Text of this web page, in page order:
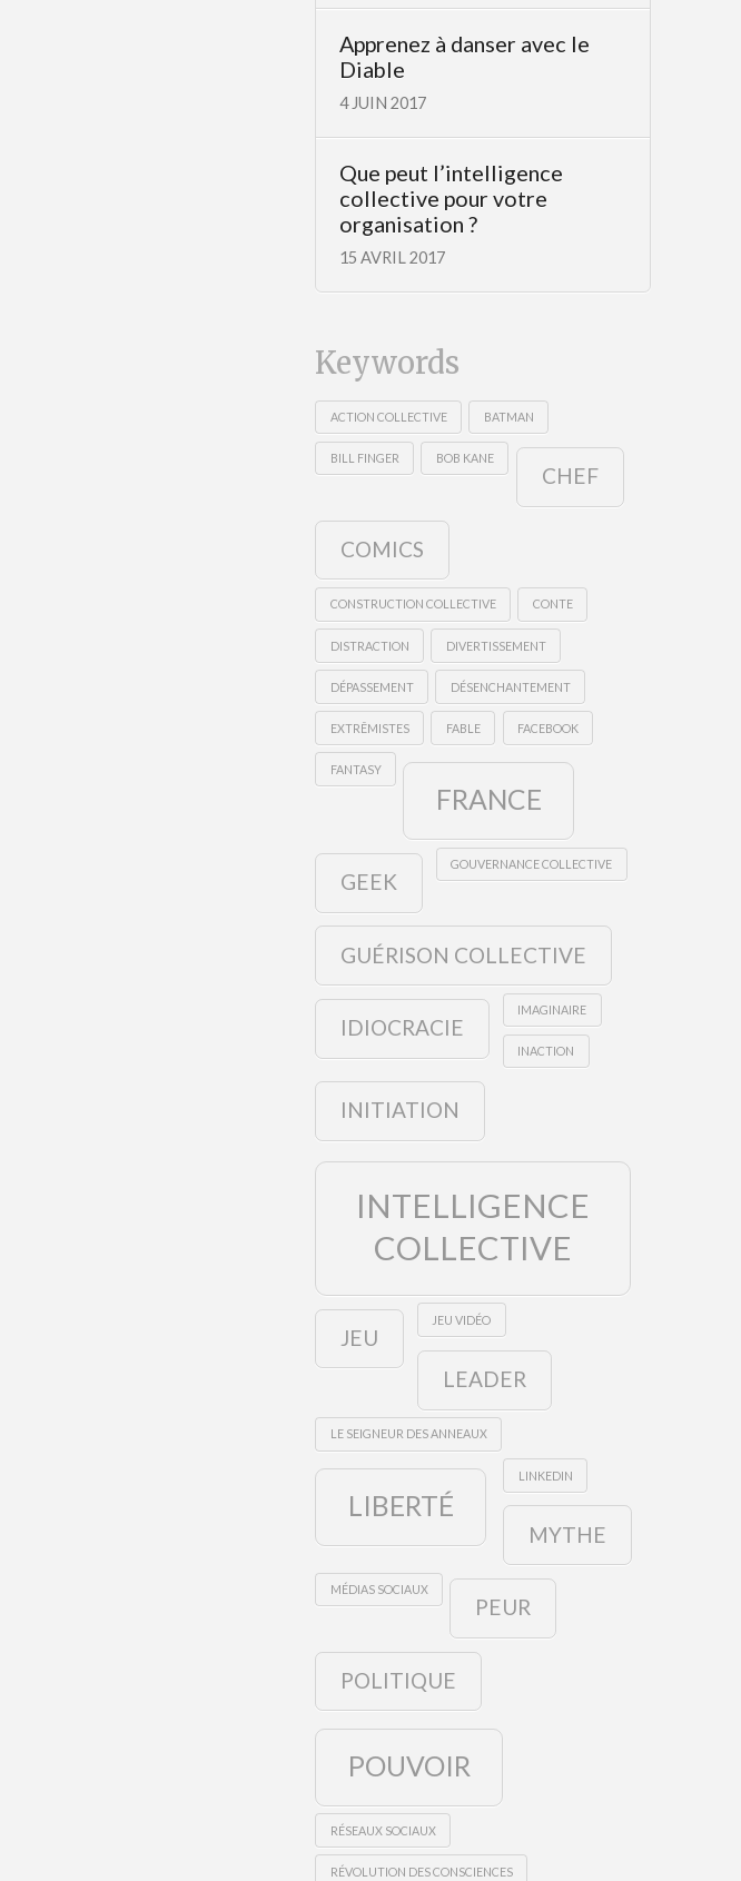
Apprenez à danser avec le
Diable
4 JUIN 2017
Que peut l’intelligence
collective pour votre
organisation ?
15 AVRIL 2017
Keywords
ACTION COLLECTIVE BATMAN
BILL FINGER BOB KANE
CHEF
COMICS
CONSTRUCTION COLLECTIVE CONTE
DISTRACTION DIVERTISSEMENT
DÉPASSEMENT DÉSENCHANTEMENT
EXTRÊMISTES FABLE FACEBOOK
FANTASY
FRANCE
GEEK
GOUVERNANCE COLLECTIVE
GUÉRISON COLLECTIVE
IDIOCRACIE
IMAGINAIRE
INACTION
INITIATION
INTELLIGENCE
COLLECTIVE
JEU
JEU VIDÉO
LEADER
LE SEIGNEUR DES ANNEAUX
LIBERTÉ
LINKEDIN
MYTHE
MÉDIAS SOCIAUX
PEUR
POLITIQUE
POUVOIR
RÉSEAUX SOCIAUX
RÉVOLUTION DES CONSCIENCES